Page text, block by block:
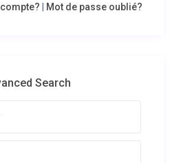
Mot de passe oublié?
Search